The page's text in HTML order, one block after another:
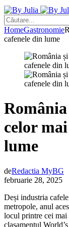
HomeGastronomie
cafenele din lume
celor
lume
deRedactia MyBG
februarie 28, 2025
Deși industria
metropole, anul
locul printre cei mai
clasamentul